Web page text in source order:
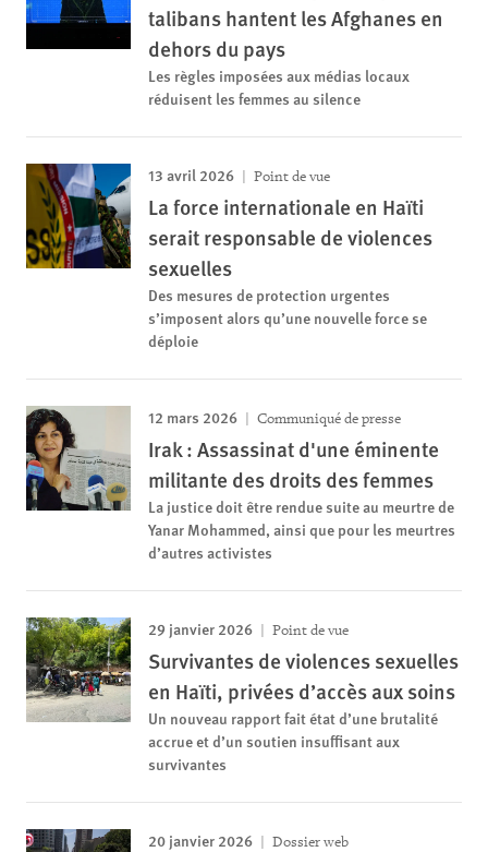
talibans hantent les Afghanes en
dehors du pays
Les règles imposées aux médias locaux
réduisent les femmes au silence
13 avril 2026 Point de vue
La force internationale en Haïti
serait responsable de violences
sexuelles
Des mesures de protection urgentes
s’imposent alors qu’une nouvelle force se
déploie
12 mars 2026 Communiqué de presse
Irak : Assassinat d'une éminente
militante des droits des femmes
La justice doit être rendue suite au meurtre de
Yanar Mohammed, ainsi que pour les meurtres
d’autres activistes
29 janvier 2026 Point de vue
Survivantes de violences sexuelles
en Haïti, privées d’accès aux soins
Un nouveau rapport fait état d’une brutalité
accrue et d’un soutien insuffisant aux
survivantes
20 janvier 2026 Dossier web